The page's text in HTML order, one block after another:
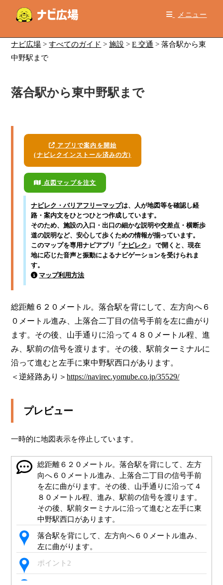
メニュー
ナビ広場 >すべてのガイド >施設 >E 交通 >落合駅から東
中野駅まで
落合駅から東中野駅まで
アプリで案内を開始
(ナビレクインストール済みの方)
点図マップを注文
ナビレク・バリアフリーマップは、人が地図等を確認し経
路・案内文をひとつひとつ作成しています。
そのため、施設の入口・出口の細かな説明や交差点・横断歩
道の説明など、安心して歩くための情報が揃っています。
このマップを専用ナビアプリ「ナビレク 」 で開くと、現在
地に応じた音声と振動によるナビゲーションを受けられま
す。
マップ利用方法
総距離６２０メートル。落合駅を背にして、左方向へ６
０メートル進み、上落合二丁目の信号手前を左に曲がり
ます。その後、山手通りに沿って４８０メートル程、進
み、駅前の信号を渡ります。その後、駅前ターミナルに
沿って進むと左手に東中野駅西口があります。
＜逆経路あり＞https://navirec.yomube.co.jp/35529/
プレビュー
一時的に地図表示を停止しています。
総距離６２０メートル。落合駅を背にして、左方
向へ６０メートル進み、上落合二丁目の信号手前
を左に曲がります。その後、山手通りに沿って４
８０メートル程、進み、駅前の信号を渡ります。
その後、駅前ターミナルに沿って進むと左手に東
中野駅西口があります。
落合駅を背にして、左方向へ６０メートル進み、
左に曲がります。
ポイント2